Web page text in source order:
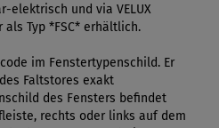
elektrisch und via VELUX
als Typ *FSC* erhältlich.
im Fenstertypenschild. Er
Faltstores exakt
des Fensters befindet
rechts oder links auf dem